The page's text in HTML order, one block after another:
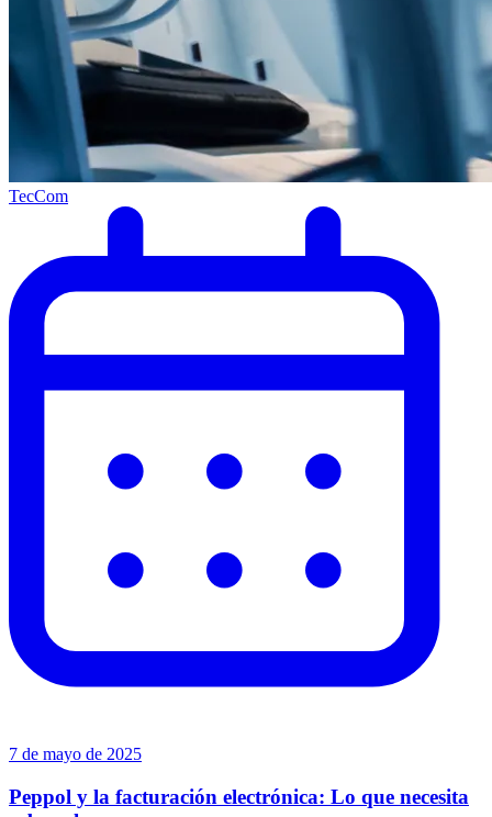
TecCom
7 de mayo de 2025
Peppol y la facturación electrónica: Lo que necesita